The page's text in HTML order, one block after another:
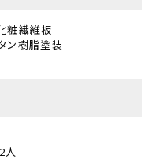
粧繊維板
ン樹脂塗装
人